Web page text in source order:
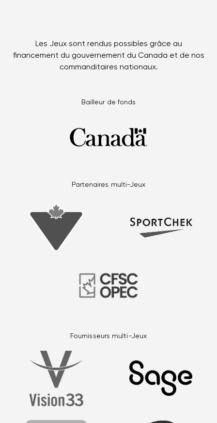
Les Jeux sont rendus possibles grâce au
financement du gouvernement du Canada et de nos
commanditaires nationaux.
Bailleur de fonds
Partenaires multi-Jeux
Fournisseurs multi-Jeux